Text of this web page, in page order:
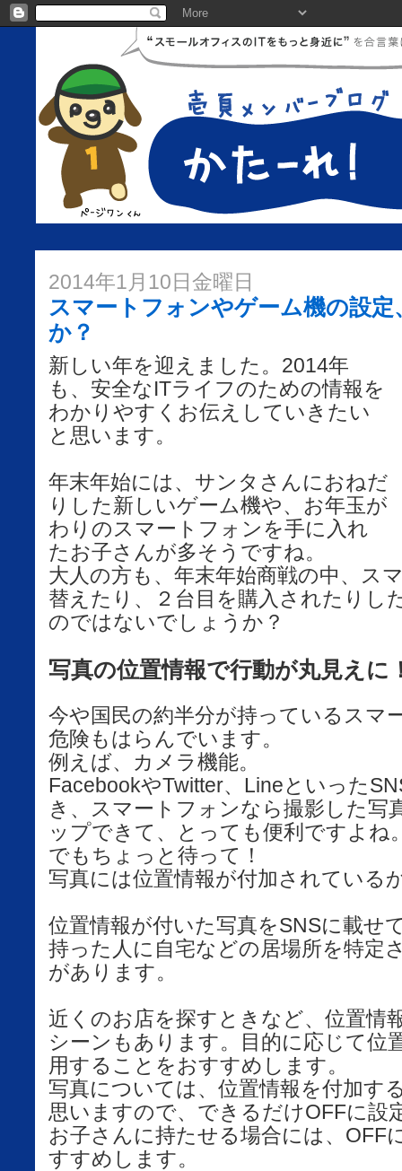
2014年1月10日金曜日
スマートフォンやゲーム機の設
か？
新しい年を迎えました。2014年
も、安全なITライフのための情報を
わかりやすくお伝えしていきたい
と思います。
年末年始には、サンタさんにおねだ
りした新しいゲーム機や、お年玉が
わりのスマートフォンを手に入れ
たお子さんが多そうですね。
大人の方も、年末年始商戦の中、ス
替えたり、２台目を購入されたりし
のではないでしょうか？
写真の位置情報で行動が丸見えに
今や国民の約半分が持っているスマ
危険もはらんでいます。
例えば、カメラ機能。
FacebookやTwitter、Lineといった
き、スマートフォンなら撮影した写
ップできて、とっても便利ですよね
でもちょっと待って！
写真には位置情報が付加されている
位置情報が付いた写真をSNSに載せ
持った人に自宅などの居場所を特定
があります。
近くのお店を探すときなど、位置情
シーンもあります。目的に応じて位
用することをおすすめします。
写真については、位置情報を付加す
思いますので、できるだけOFFに設
お子さんに持たせる場合には、OFF
すすめします。